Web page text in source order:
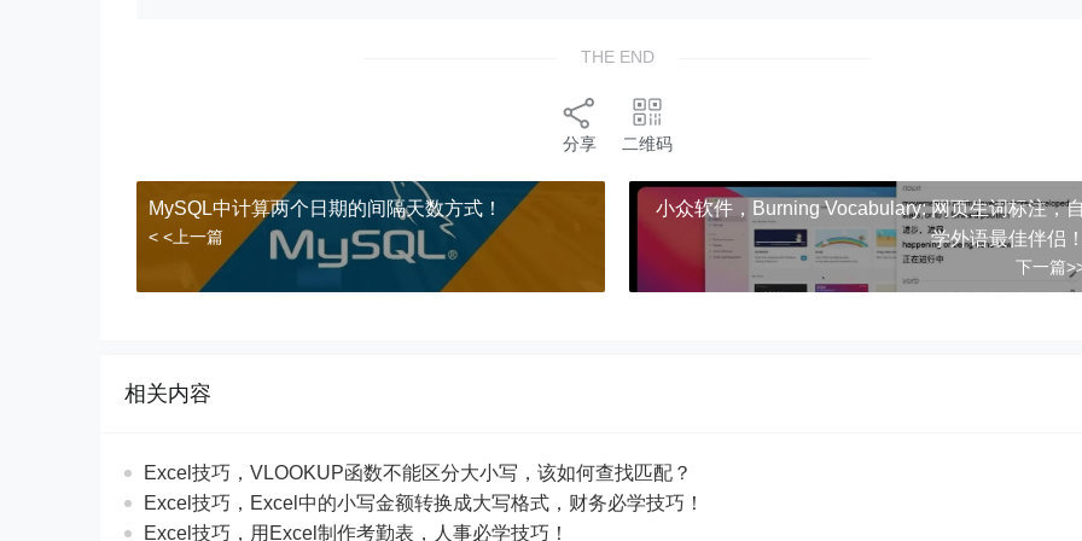
THE END
分享 二维码
MySQL中计算两个日期的间隔天数方式！
< <上一篇
小众软件，Burning Vocabulary: 网页生词标注，自
学外语最佳伴侣！
下一篇
相关内容
Excel技巧，​​VLOOKUP函数不能区分大小写，该如何查找匹配？
​​Excel技巧，Excel中的小写金额转换成大写格式，财务必学技巧！
​​Excel技巧，用Excel制作考勤表，人事必学技巧！